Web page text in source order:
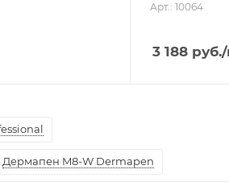
Арт.: 10064
3 188руб.
Дермапен M8-W Dermapen